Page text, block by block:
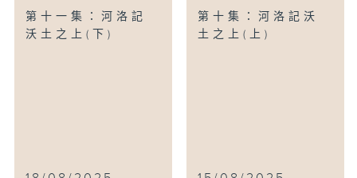
第十一集：河洛記
沃土之上(下)
第十集：河洛記沃
土之上(上)